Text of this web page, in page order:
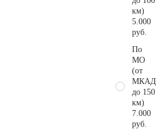
км)
5.000
руб.
По
МО
(от
МКАД
до 150
км)
7.000
руб.